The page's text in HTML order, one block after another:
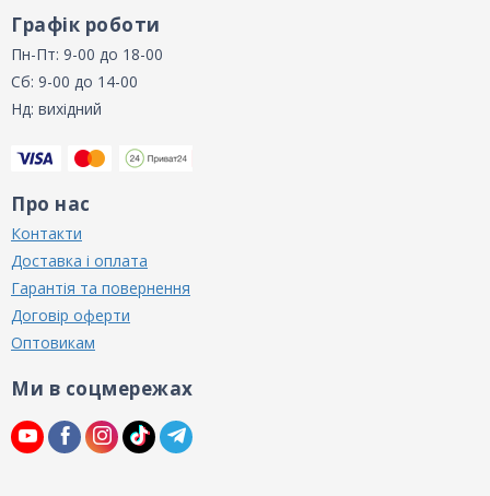
Графік роботи
Пн-Пт: 9-00 до 18-00
Сб: 9-00 до 14-00
Нд: вихідний
Про нас
Контакти
Доставка і оплата
Гарантія та повернення
Договір оферти
Оптовикам
Ми в соцмережах